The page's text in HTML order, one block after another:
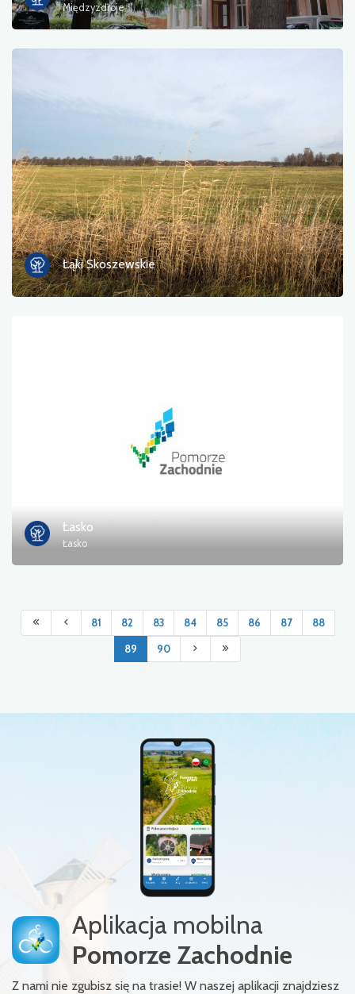
Międzyzdroje
Łąki Skoszewskie
Łasko
Łasko
81 82 83 84 85 86 87 88
89 90
Aplikacja mobilna
Pomorze Zachodnie
Z nami nie zgubisz się na trasie! W naszej aplikacji znajdziesz